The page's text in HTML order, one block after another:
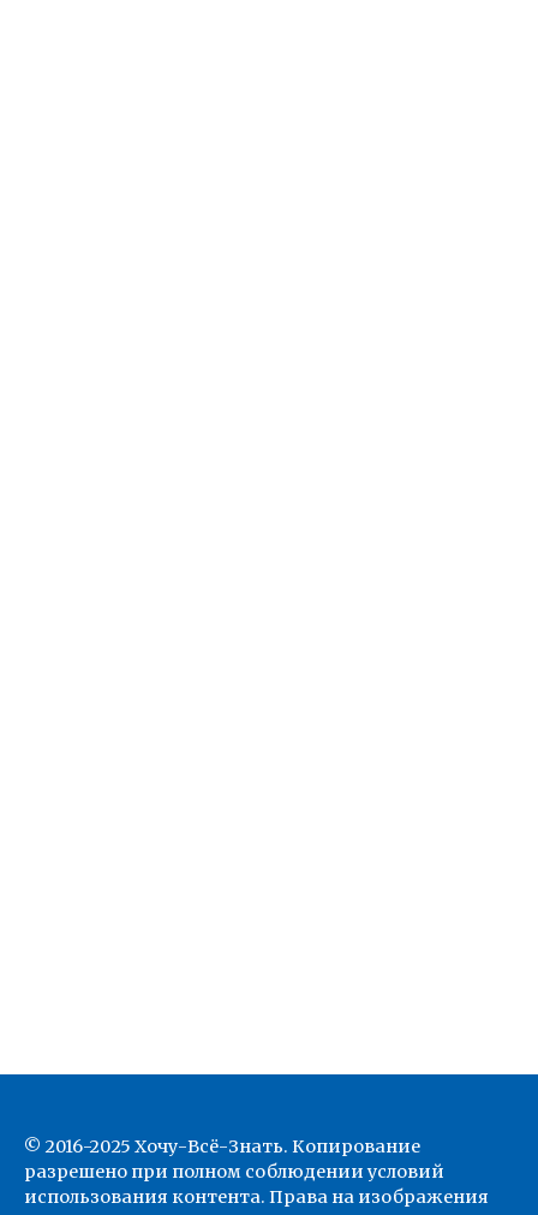
© 2016-2025 Хочу-Всё-Знать. Копирование
разрешено при полном соблюдении условий
использования контента. Права на изображения